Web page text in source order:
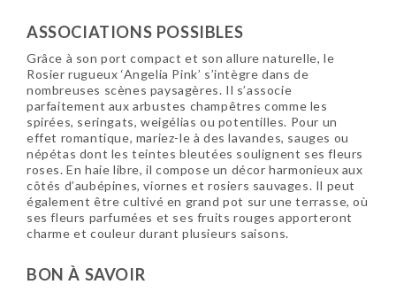
ASSOCIATIONS POSSIBLES
Grâce à son port compact et son allure naturelle, le
Rosier rugueux ‘Angelia Pink’ s’intègre dans de
nombreuses scènes paysagères. Il s’associe
parfaitement aux arbustes champêtres comme les
spirées, seringats, weigélias ou potentilles. Pour un
effet romantique, mariez-le à des lavandes, sauges ou
népétas dont les teintes bleutées soulignent ses fleurs
roses. En haie libre, il compose un décor harmonieux aux
côtés d’aubépines, viornes et rosiers sauvages. Il peut
également être cultivé en grand pot sur une terrasse, où
ses fleurs parfumées et ses fruits rouges apporteront
charme et couleur durant plusieurs saisons.
BON À SAVOIR